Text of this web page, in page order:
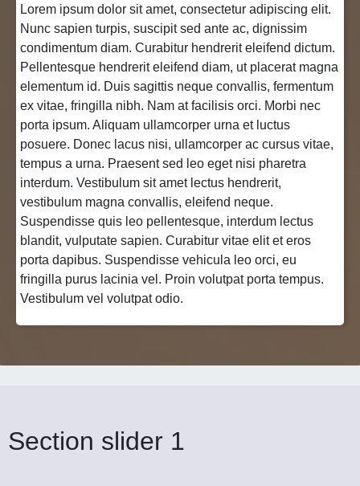
Lorem ipsum dolor sit amet, consectetur adipiscing elit.
Nunc sapien turpis, suscipit sed ante ac, dignissim
condimentum diam. Curabitur hendrerit eleifend dictum.
Pellentesque hendrerit eleifend diam, ut placerat magna
elementum id. Duis sagittis neque convallis, fermentum
ex vitae, fringilla nibh. Nam at facilisis orci. Morbi nec
porta ipsum. Aliquam ullamcorper urna et luctus
posuere. Donec lacus nisi, ullamcorper ac cursus vitae,
tempus a urna. Praesent sed leo eget nisi pharetra
interdum. Vestibulum sit amet lectus hendrerit,
vestibulum magna convallis, eleifend neque.
Suspendisse quis leo pellentesque, interdum lectus
blandit, vulputate sapien. Curabitur vitae elit et eros
porta dapibus. Suspendisse vehicula leo orci, eu
fringilla purus lacinia vel. Proin volutpat porta tempus.
Vestibulum vel volutpat odio.
Section slider 1